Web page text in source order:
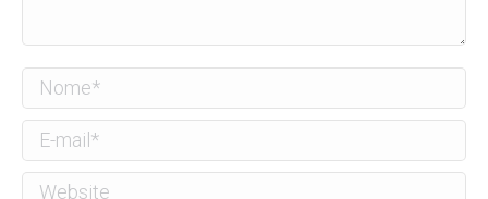
Nome *
E-mail *
Website